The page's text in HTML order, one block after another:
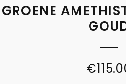
GROENE
€